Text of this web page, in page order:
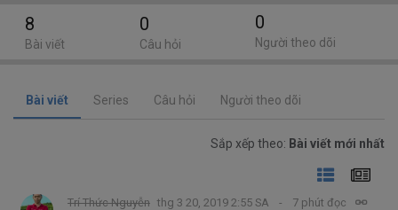
Bài viết Series Câu hỏi Người theo dõi
Sắp xếp theo: Bài viết mới nhất
Trí Thức Nguyễn thg 3 20, 2019 2:55 SA 7 phút đọc
8
Bài viết
0
Câu hỏi
0
Người theo dõi